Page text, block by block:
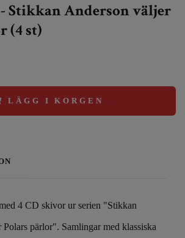
Stikkan Anderson väljer
(4 st)
LÄGG I KORGEN
4 CD skivor ur serien "Stikkan
pärlor". Samlingar med klassiska